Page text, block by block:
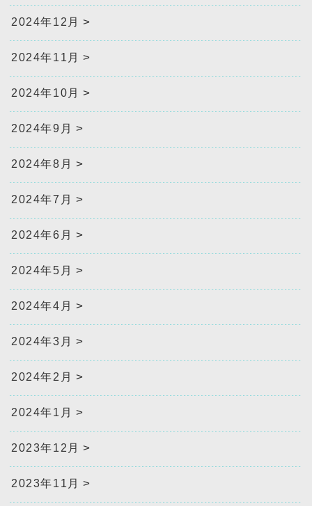
2024年12月
2024年11月
2024年10月
2024年9月
2024年8月
2024年7月
2024年6月
2024年5月
2024年4月
2024年3月
2024年2月
2024年1月
2023年12月
2023年11月